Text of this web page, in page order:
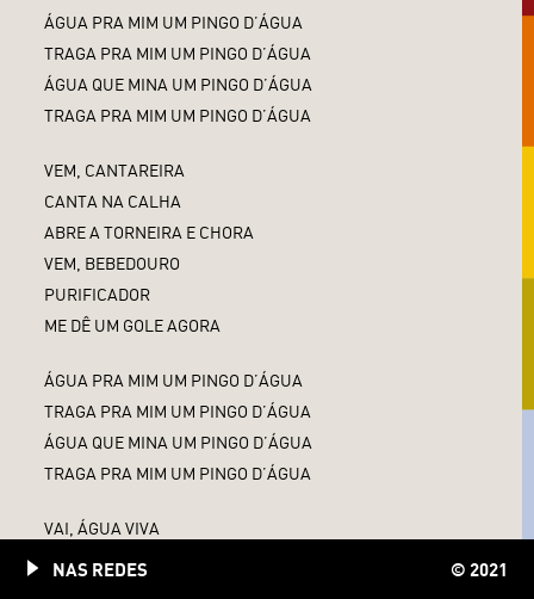
ÁGUA PRA MIM UM PINGO D’ÁGUA
TRAGA PRA MIM UM PINGO D’ÁGUA
ÁGUA QUE MINA UM PINGO D’ÁGUA
TRAGA PRA MIM UM PINGO D’ÁGUA
VEM, CANTAREIRA
CANTA NA CALHA
ABRE A TORNEIRA E CHORA
VEM, BEBEDOURO
PURIFICADOR
ME DÊ UM GOLE AGORA
ÁGUA PRA MIM UM PINGO D’ÁGUA
TRAGA PRA MIM UM PINGO D’ÁGUA
ÁGUA QUE MINA UM PINGO D’ÁGUA
TRAGA PRA MIM UM PINGO D’ÁGUA
VAI, ÁGUA VIVA
CORRE NO LEITO
NAS REDES © 2021